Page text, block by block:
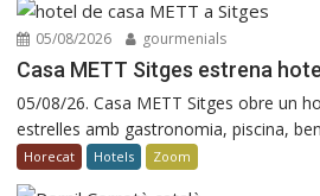
05/08/2026 gourmenials
Casa METT Sitges estrena
05/08/26. Casa METT Sitges obre un
estrelles amb gastronomia, piscina,
Horecat Hotels Zoom